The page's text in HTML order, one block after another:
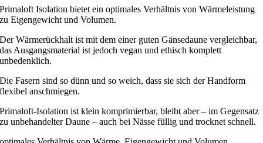
Primaloft Isolation bietet ein optimales Verhältnis von Wärmeleistung
zu Eigengewicht und Volumen.
Der Wärmerückhalt ist mit dem einer guten Gänsedaune vergleichbar,
das Ausgangsmaterial ist jedoch vegan und ethisch komplett
unbedenklich.
Die Fasern sind so dünn und so weich, dass sie sich der Handform
flexibel anschmiegen.
Primaloft-Isolation ist klein komprimierbar, bleibt aber – im Gegensatz
zu unbehandelter Daune – auch bei Nässe füllig und trocknet schnell.